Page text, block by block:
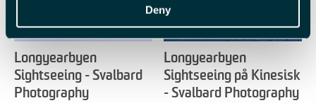
Deny
Longyearbyen
Sightseeing - Svalbard
Photography
Longyearbyen
Sightseeing på Kinesisk
- Svalbard Photography